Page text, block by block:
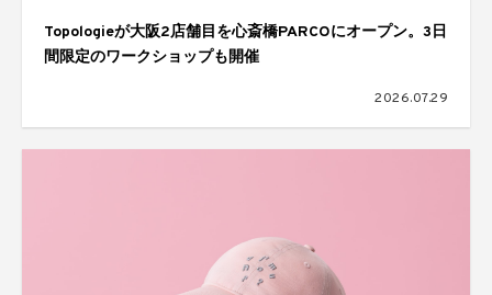
Topologieが大阪2店舗目を心斎橋PARCOにオープン。3日
間限定のワークショップも開催
2026.07.29